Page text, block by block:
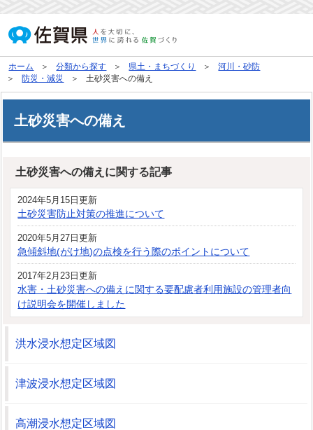
ホーム 分類から探す 県土・まちづくり
河川・砂防
防災・減災
土砂災害への備え
土砂災害への備え
土砂災害への備えに関する記事
2024年5月15日更新
土砂災害防止対策の推進について
2020年5月27日更新
急傾斜地(がけ地)の点検を行う際のポイントについて
2017年2月23日更新
水害・土砂災害への備えに関する要配慮者利用施設の管理者向
け説明会を開催しました
洪水浸水想定区域図
津波浸水想定区域図
高潮浸水想定区域図